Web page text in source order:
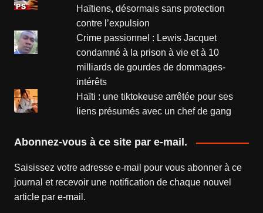
Haïtiens, désormais sans protection
contre l’expulsion
Crime passionnel : Lewis Jacquet
condamné à la prison à vie et à 10
milliards de gourdes de dommages-
intérêts
Haïti : une tiktokeuse arrêtée pour ses
liens présumés avec un chef de gang
Abonnez-vous à ce site par e-mail.
Saisissez votre adresse e-mail pour vous abonner à ce
journal et recevoir une notification de chaque nouvel
article par e-mail.